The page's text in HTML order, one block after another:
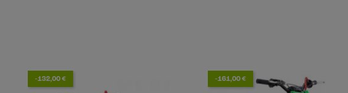
-132,00 € -161,00 €